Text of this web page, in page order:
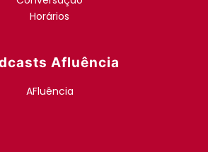
Horários
Afluência
AFluência